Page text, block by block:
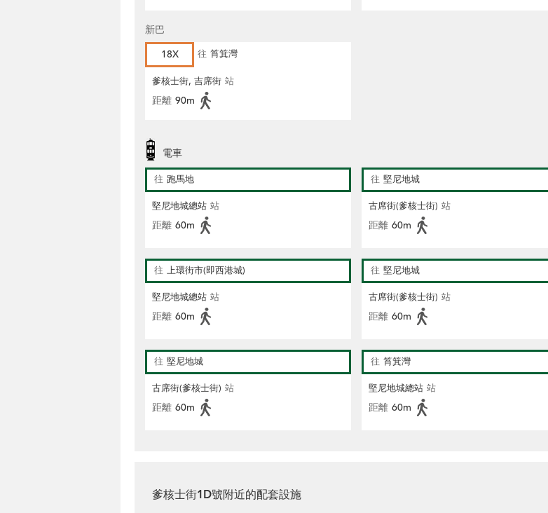
新巴
18X
往 筲箕灣
爹核士街, 吉席街 站
距離 90m
電車
往 跑馬地
堅尼地城總站 站
距離 60m
往 堅尼地城
古席街(爹核士街) 站
距離 60m
往 上環街市(即西港城)
堅尼地城總站 站
距離 60m
往 堅尼地城
古席街(爹核士街) 站
距離 60m
往 堅尼地城
古席街(爹核士街) 站
距離 60m
往 筲箕灣
堅尼地城總站 站
距離 60m
爹核士街1D號附近的配套設施